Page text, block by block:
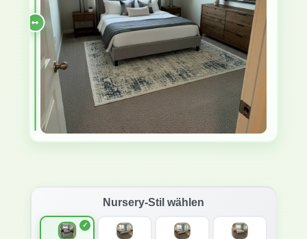
Nursery-Stil wählen